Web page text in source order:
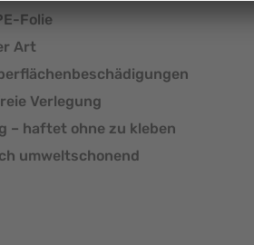
Folie
Art
Verlegung
– haftet ohne zu kleben
umweltschonend